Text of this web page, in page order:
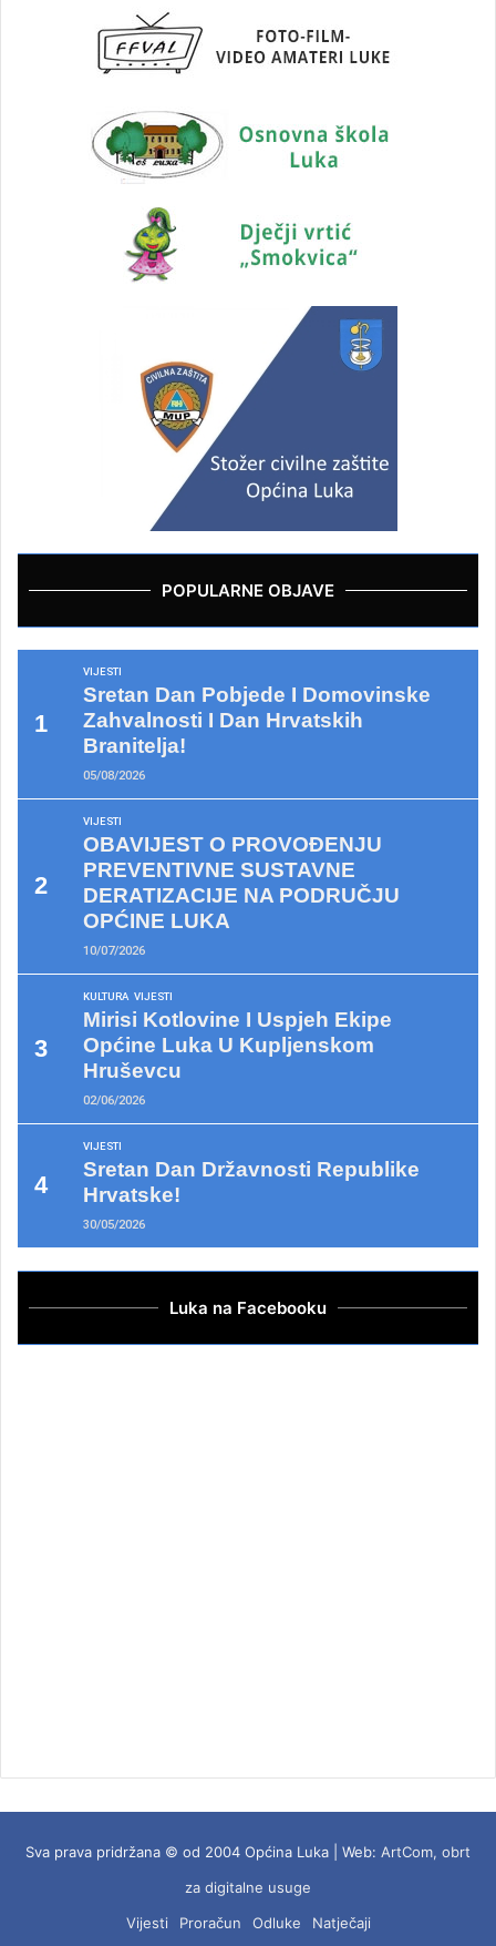
POPULARNE OBJAVE
VIJESTI
Sretan Dan Pobjede I Domovinske
Zahvalnosti I Dan Hrvatskih
Branitelja!
05/08/2026
VIJESTI
OBAVIJEST O PROVOĐENJU
PREVENTIVNE SUSTAVNE
DERATIZACIJE NA PODRUČJU
OPĆINE LUKA
10/07/2026
KULTURA VIJESTI
Mirisi Kotlovine I Uspjeh Ekipe
Općine Luka U Kupljenskom
Hruševcu
02/06/2026
VIJESTI
Sretan Dan Državnosti Republike
Hrvatske!
30/05/2026
Luka na Facebooku
Sva prava pridržana © od 2004 Općina Luka | Web: ArtCom, obrt
za digitalne usuge
Vijesti
Proračun Odluke Natječaji